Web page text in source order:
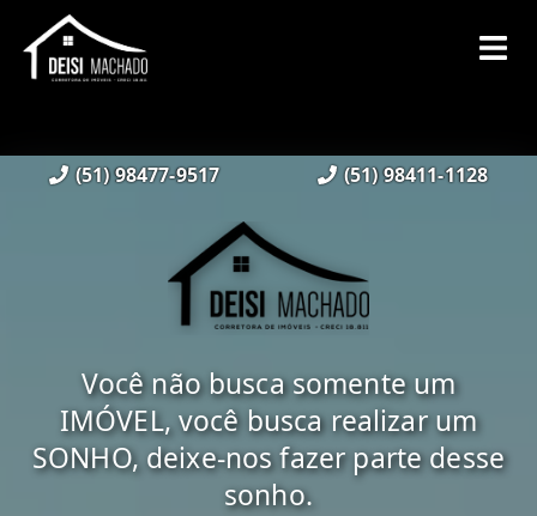
(51) 98477-9517 (51) 98411-1128
Você não busca somente um
IMÓVEL, você busca realizar um
SONHO, deixe-nos fazer parte desse
sonho.